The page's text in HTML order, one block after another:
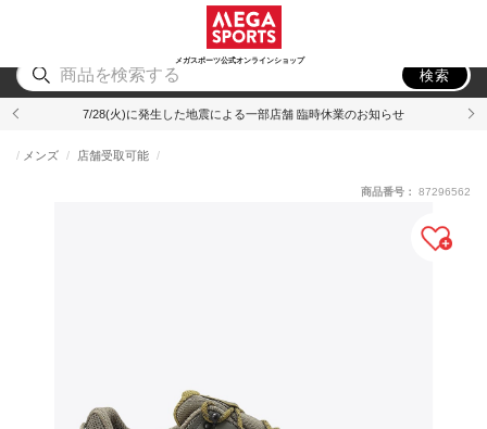
メガスポーツ公式オンラインショップ
アウトドア
検索
7/28(火)に発生した地震による一部店舗 臨時休業のお知らせ
メンズ 店舗受取可能
商品番号： 87296562